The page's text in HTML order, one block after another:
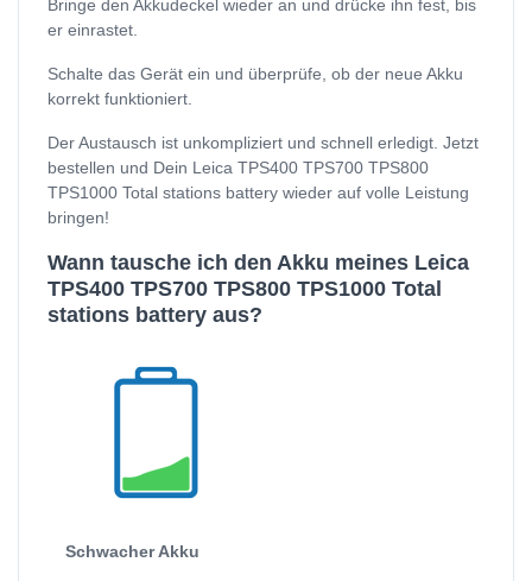
Bringe den Akkudeckel wieder an und drücke ihn fest, bis
er einrastet.
Schalte das Gerät ein und überprüfe, ob der neue Akku
korrekt funktioniert.
Der Austausch ist unkompliziert und schnell erledigt. Jetzt
bestellen und Dein Leica TPS400 TPS700 TPS800
TPS1000 Total stations battery wieder auf volle Leistung
bringen!
Wann tausche ich den Akku meines Leica
TPS400 TPS700 TPS800 TPS1000 Total
stations battery aus?
Schwacher Akku